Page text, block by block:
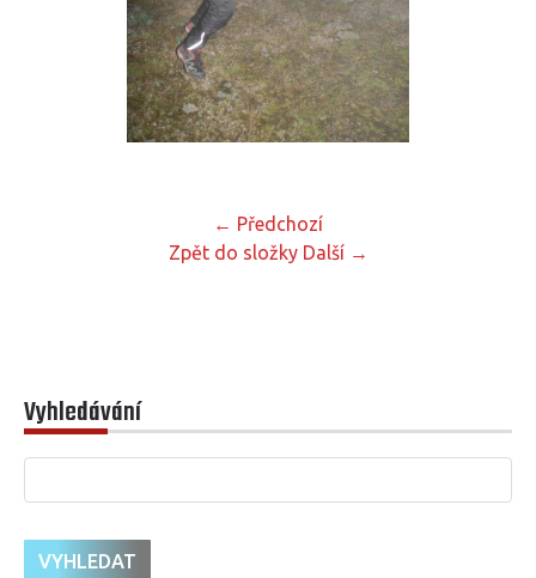
← Předchozí
Zpět do složky Další →
Vyhledávání